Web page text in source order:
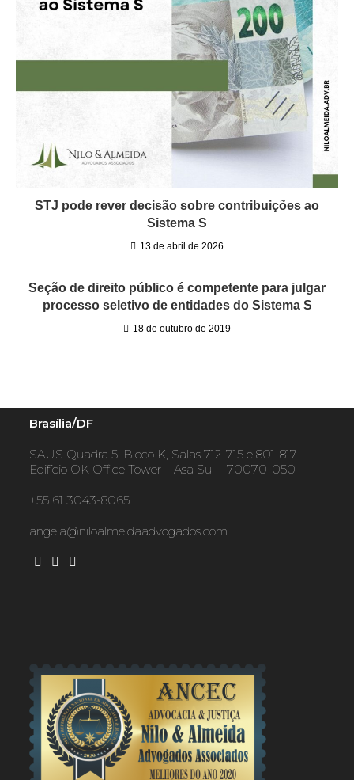
STJ pode rever decisão sobre contribuições ao
Sistema S
13 de abril de 2026
Seção de direito público é competente para julgar
processo seletivo de entidades do Sistema S
18 de outubro de 2019
Brasília/DF
SAUS Quadra 5, Bloco K, Salas 712-715 e 801-817 –
Edifício OK Office Tower – Asa Sul – 70070-050
+55 61 3043-8065
angela@niloalmeidaadvogados.com